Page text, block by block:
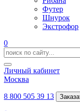
Футер
Шнурок
Экстрофор
0
Личный кабинет
Москва
8 800 505 39 13